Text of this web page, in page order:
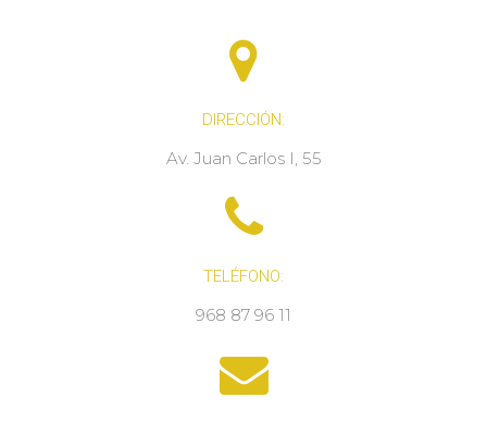
DIRECCIÓN:
Av. Juan Carlos I, 55
TELÉFONO:
968 87 96 11